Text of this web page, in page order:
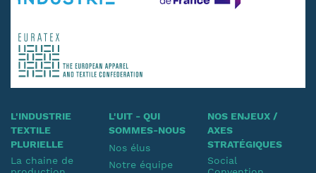
L'INDUSTRIE
TEXTILE
PLURIELLE
La chaine de
L'UIT - QUI
SOMMES-NOUS
Nos élus
Notre équipe
NOS ENJEUX /
AXES
STRATÉGIQUES
Social